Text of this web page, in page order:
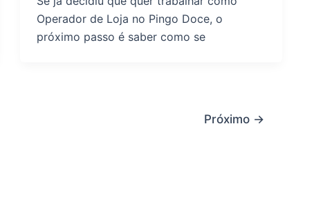
Operador de Loja no Pingo Doce, o
próximo passo é saber como se
Próximo →